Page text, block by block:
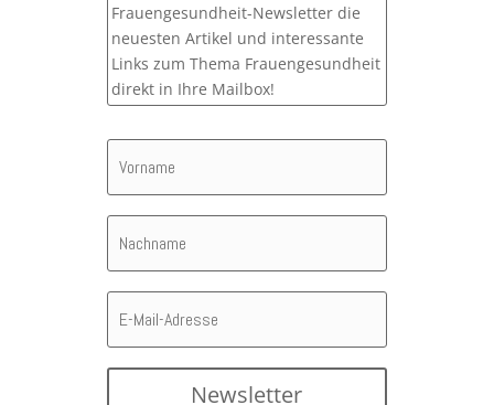
Frauengesundheit-Newsletter die
neuesten Artikel und interessante
Links zum Thema Frauengesundheit
direkt in Ihre Mailbox!
Newsletter